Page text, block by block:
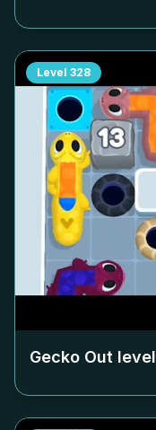
Level 328
Gecko Out level